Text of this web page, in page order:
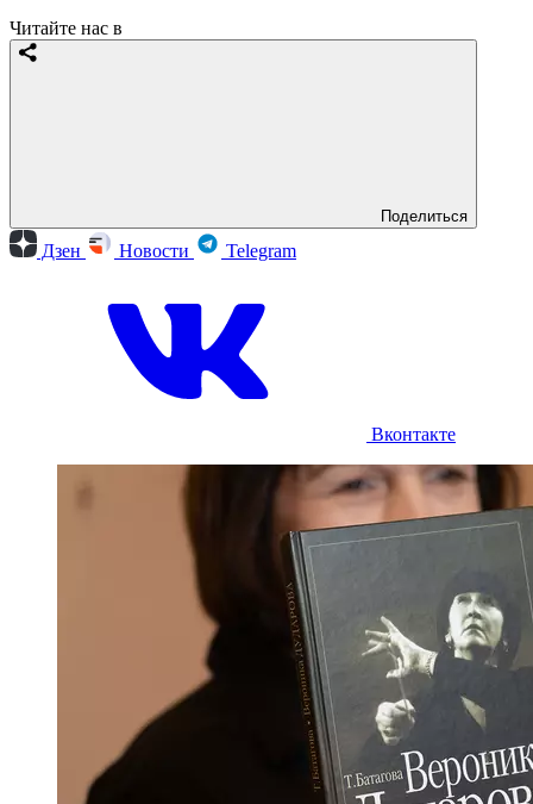
Читайте нас в
Поделиться
Дзен Новости Telegram
Вконтакте